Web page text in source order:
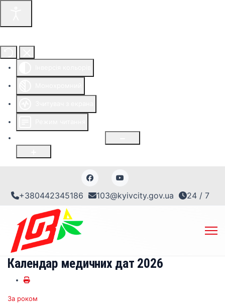
+380442345186 103@kyivcity.gov.ua 24 / 7
Календар медичних дат 2026
За роком